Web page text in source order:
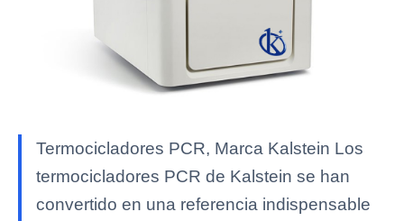
Termocicladores PCR, Marca Kalstein Los
termocicladores PCR de Kalstein se han
convertido en una referencia indispensable